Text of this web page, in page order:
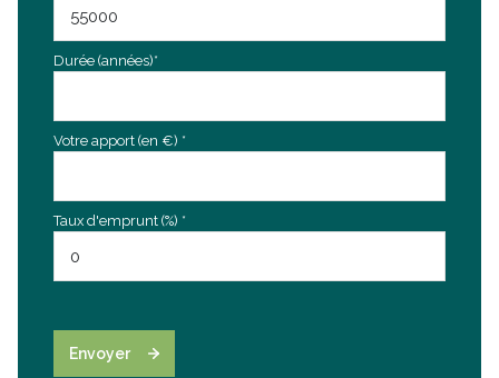
Durée (années)*
Votre apport (en €) *
Taux d'emprunt (%) *
Envoyer